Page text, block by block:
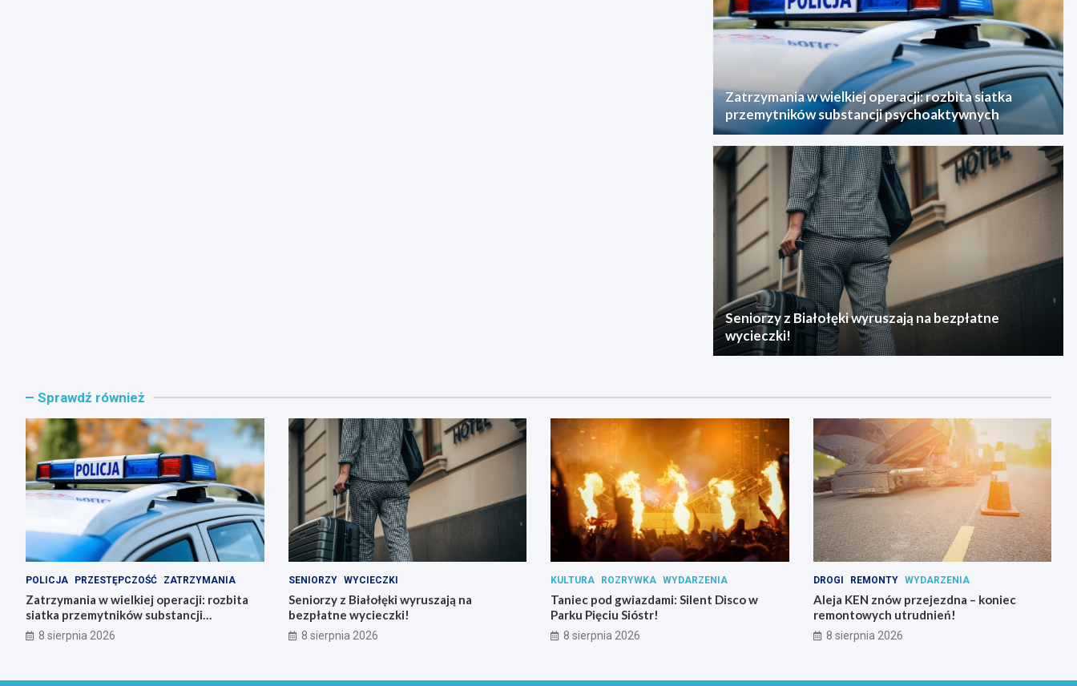
Zatrzymania w wielkiej operacji: rozbita siatka
przemytników substancji psychoaktywnych
Seniorzy z Białołęki wyruszają na bezpłatne
wycieczki!
Sprawdź również
POLICJA PRZESTĘPCZOŚĆ ZATRZYMANIA
Zatrzymania w wielkiej operacji: rozbita
siatka przemytników substancji
psychoaktywnych
8 sierpnia 2026
SENIORZY WYCIECZKI
Seniorzy z Białołęki wyruszają na
bezpłatne wycieczki!
8 sierpnia 2026
KULTURA ROZRYWKA WYDARZENIA
Taniec pod gwiazdami: Silent Disco w
Parku Pięciu Sióstr!
8 sierpnia 2026
DROGI REMONTY WYDARZENIA
Aleja KEN znów przejezdna – koniec
remontowych utrudnień!
8 sierpnia 2026